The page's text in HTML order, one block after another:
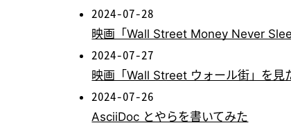
2024-07-28
映画「Wall Street Money Never
2024-07-27
映画「Wall Street ウォール街」を見
2024-07-26
AsciiDoc とやらを書いてみた